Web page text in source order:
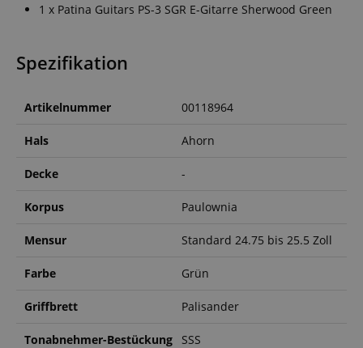
1 x Patina Guitars PS-3 SGR E-Gitarre Sherwood Green
Spezifikation
Artikelnummer 00118964
Hals Ahorn
Decke -
Korpus Paulownia
Mensur Standard 24.75 bis 25.5 Zoll
Farbe Grün
Griffbrett Palisander
Tonabnehmer-Bestückung SSS